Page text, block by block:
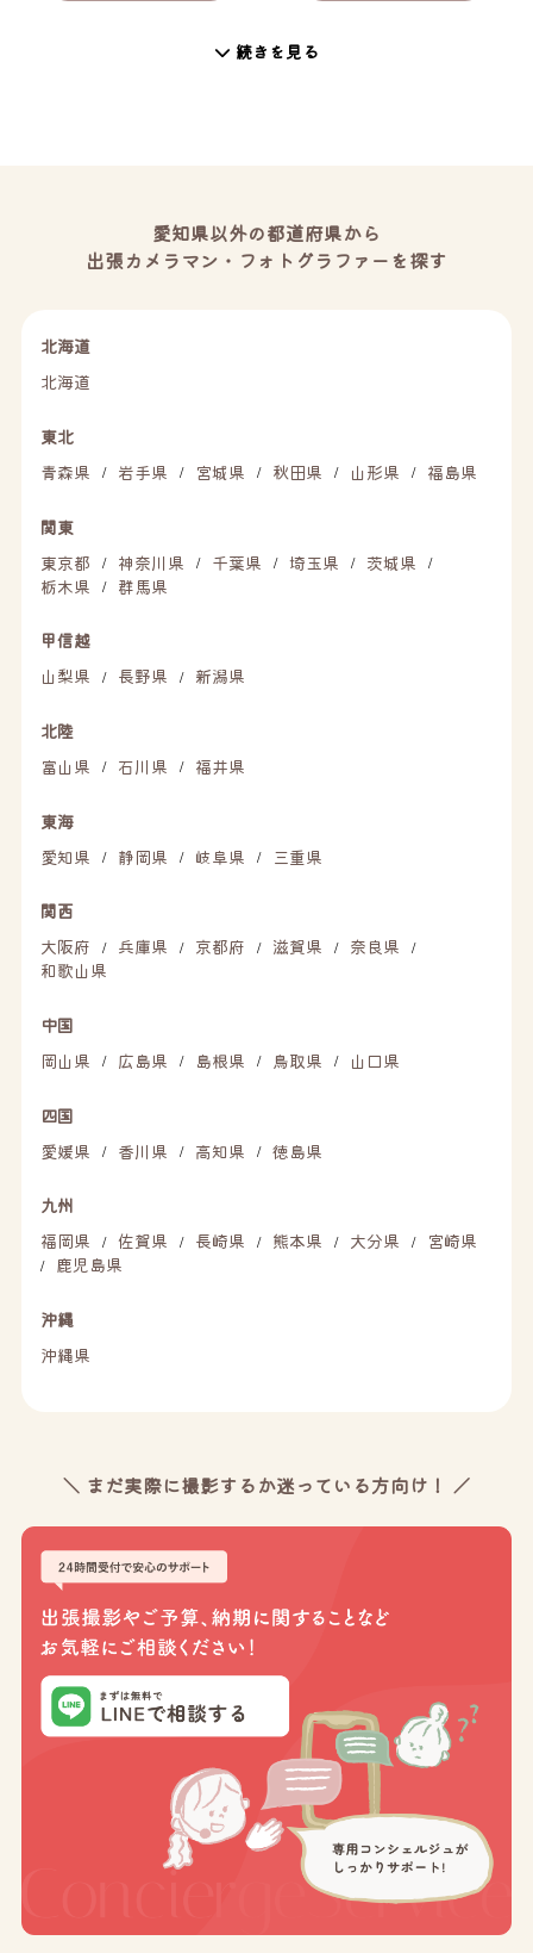
続きを見る
愛知県以外の都道府県から
出張カメラマン・フォトグラファーを探す
北海道
北海道
東北
青森県
/ 岩手県 / 宮城県 / 秋田県 / 山形県 / 福島県
関東
東京都
/ 神奈川県 / 千葉県 / 埼玉県 / 茨城県 /
栃木県 / 群馬県
甲信越
山梨県
/ 長野県 / 新潟県
北陸
富山県
/ 石川県 / 福井県
東海
愛知県
/ 静岡県 / 岐阜県 / 三重県
関西
大阪府
/ 兵庫県 / 京都府 / 滋賀県 / 奈良県 /
和歌山県
中国
岡山県
/ 広島県 / 島根県 / 鳥取県 / 山口県
四国
愛媛県
/ 香川県 / 高知県 / 徳島県
九州
福岡県
/ 佐賀県 / 長崎県 / 熊本県 / 大分県 / 宮崎県
/ 鹿児島県
沖縄
沖縄県
＼ まだ実際に撮影するか迷っている方向け！ ／